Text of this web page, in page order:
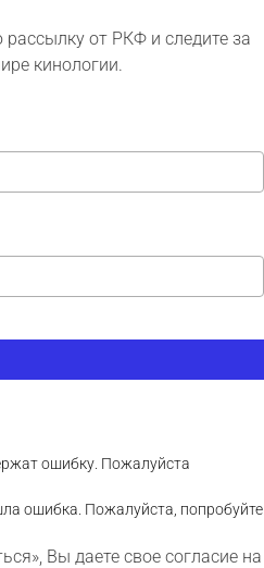
от РКФ и следите за
кинологии.
ошибку. Пожалуйста
ошибка. Пожалуйста, попробуйте
Вы даете свое согласие на